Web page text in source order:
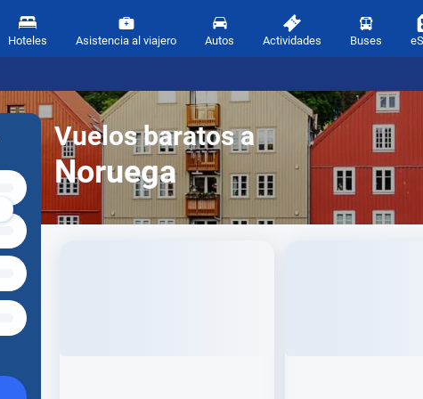
Hoteles Asistencia al viajero Autos Actividades Buses
Vuelos baratos a
Noruega